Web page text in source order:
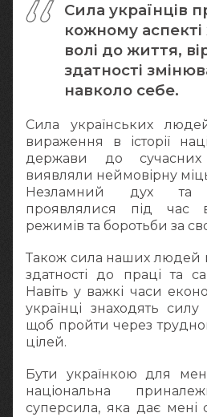
Сила українців
кожному аспекті
волі до життя,
здатності
навколо себе.
Сила українських
вираження в історії
держави до сучасних
виявляли неймовірну
Незламний дух та
проявлялися під час
режимів та боротьби за
Також сила наших людей
здатності до праці та
Навіть у важкі часи
українці знаходять силу
щоб пройти через
цілей.
Бути українкою для
національна
суперсила, яка дає мені